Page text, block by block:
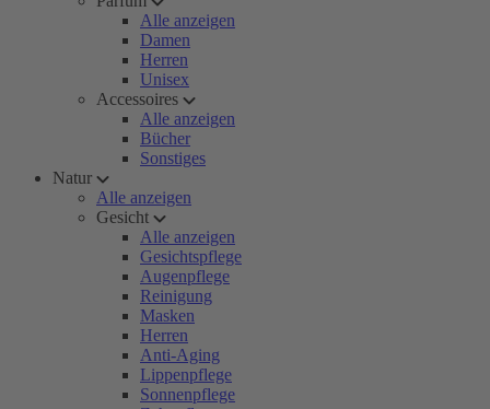
Alle anzeigen
Damen
Herren
Unisex
Accessoires
Alle anzeigen
Bücher
Sonstiges
Natur
Alle anzeigen
Gesicht
Alle anzeigen
Gesichtspflege
Augenpflege
Reinigung
Masken
Herren
Anti-Aging
Lippenpflege
Sonnenpflege